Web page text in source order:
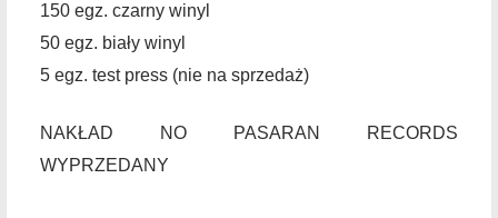
150 egz. czarny winyl
50 egz. biały winyl
5 egz. test press (nie na sprzedaż)
NAKŁAD NO PASARAN RECORDS
WYPRZEDANY